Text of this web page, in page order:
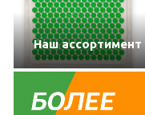
Наш ассортимент